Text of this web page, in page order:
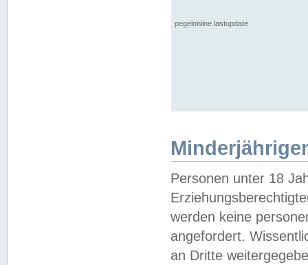
pegelonline.lastupdate
Personen unter 18
werden keine
angefordert.
an Dritte